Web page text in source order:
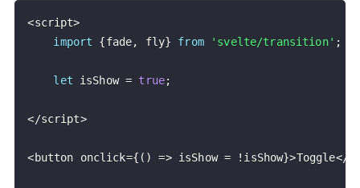
<script>
import
{fade, fly} from 'svelte/transition' ;
let isShow = true;
</script>
<button onclick={ ( ) => isShow = ! isShow}>Toggle</